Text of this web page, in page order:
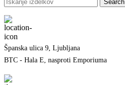
Search
Španska ulica 9, Ljubljana
BTC - Hala E, nasproti Emporiuma